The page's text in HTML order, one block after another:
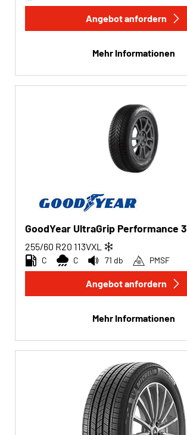
Angebot anfordern
Mehr Informationen
GoodYear UltraGrip Performance 3
255/60 R20 113VXL
C C 71 db PMSF
Angebot anfordern
Mehr Informationen